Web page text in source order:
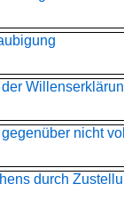
nicht
durch